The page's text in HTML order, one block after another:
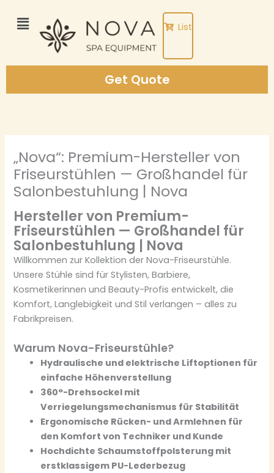
List
Get Quote
„Nova“: Premium-Hersteller von
Friseurstühlen — Großhandel für
Salonbestuhlung | Nova
Hersteller von Premium-
Friseurstühlen — Großhandel für
Salonbestuhlung | Nova
Willkommen zur Kollektion der Nova-Friseurstühle.
Unsere Stühle sind für Stylisten, Barbiere,
Kosmetikerinnen und Beauty-Profis entwickelt, die
Komfort, Langlebigkeit und Stil verlangen – alles zu
Fabrikpreisen.
Warum Nova-Friseurstühle?
Hydraulische und elektrische Liftoptionen für
einfache Höhenverstellung
360°-Drehsockel mit
Verriegelungsmechanismus für Stabilität
Ergonomische Rücken- und Armlehnen für
den Komfort von Techniker und Kunde
Hochdichte Schaumstoffpolsterung mit
erstklassigem PU-Lederbezug